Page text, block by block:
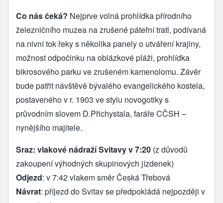
Co nás čeká? Nejprve volná prohlídka přírodního
železničního muzea na zrušené páteřní trati, podívaná
na nivní tok řeky s několika panely o utváření krajiny,
možnost odpočinku na oblázkové pláži, prohlídka
bikrosového parku ve zrušeném kamenolomu. Závěr
bude patřit návštěvě bývalého evangelického kostela,
postaveného v r. 1903 ve stylu novogotiky s
průvodním slovem D.Přichystala, faráře CČSH –
nynějšího majitele.
Sraz: vlakové nádraží Svitavy v 7:20 (z důvodů
zakoupení výhodných skupinových jízdenek)
Odjezd: v 7:42 vlakem směr Česká Třebová
Návrat: příjezd do Svitav se předpokládá nejpozději v